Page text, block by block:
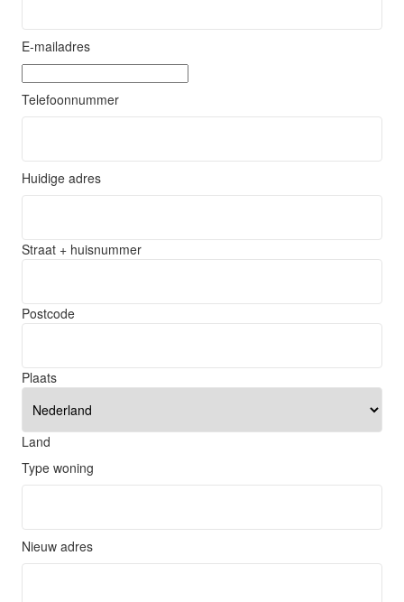
E-mailadres
Telefoonnummer
Huidige adres
Straat + huisnummer
Postcode
Plaats
Land
Type woning
Nieuw adres